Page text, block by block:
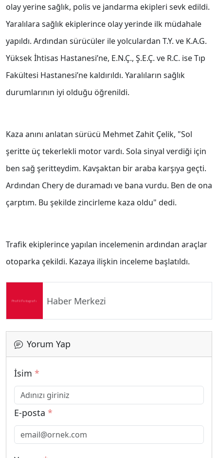
olay yerine sağlık, polis ve jandarma ekipleri sevk edildi.
Yaralılara sağlık ekiplerince olay yerinde ilk müdahale
yapıldı. Ardından sürücüler ile yolculardan T.Y. ve K.A.G.
Yüksek İhtisas Hastanesi’ne, E.N.Ç., Ş.E.Ç. ve R.C. ise Tıp
Fakültesi Hastanesi’ne kaldırıldı. Yaralıların sağlık
durumlarının iyi olduğu öğrenildi.
Kaza anını anlatan sürücü Mehmet Zahit Çelik, "Sol
şeritte üç tekerlekli motor vardı. Sola sinyal verdiği için
ben sağ şeritteydim. Kavşaktan bir araba karşıya geçti.
Ardından Chery de duramadı ve bana vurdu. Ben de ona
çarptım. Bu şekilde zincirleme kaza oldu" dedi.
Trafik ekiplerince yapılan incelemenin ardından araçlar
otoparka çekildi. Kazaya ilişkin inceleme başlatıldı.
Haber Merkezi
Yorum Yap
İsim *
E-posta *